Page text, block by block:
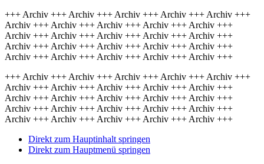
+++ Archiv +++ Archiv +++ Archiv +++ Archiv +++ Archiv +++
Archiv +++ Archiv +++ Archiv +++ Archiv +++ Archiv +++
Archiv +++ Archiv +++ Archiv +++ Archiv +++ Archiv +++
Archiv +++ Archiv +++ Archiv +++ Archiv +++ Archiv +++
Archiv +++ Archiv +++ Archiv +++ Archiv +++ Archiv +++
+++ Archiv +++ Archiv +++ Archiv +++ Archiv +++ Archiv +++
Archiv +++ Archiv +++ Archiv +++ Archiv +++ Archiv +++
Archiv +++ Archiv +++ Archiv +++ Archiv +++ Archiv +++
Archiv +++ Archiv +++ Archiv +++ Archiv +++ Archiv +++
Archiv +++ Archiv +++ Archiv +++ Archiv +++ Archiv +++
Direkt zum Hauptinhalt springen
Direkt zum Hauptmenü springen